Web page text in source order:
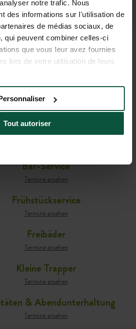
notre trafic. Nous
des informations sur l'utilisation de
de médias sociaux, de
qui peuvent combiner celles-ci
que vous leur avez fournies
lors de votre utilisation de leurs
Tout autoriser
FÜR IHRE
Café-comptoir
Bar-Service
Termine ansehen
Frühstückservice
Termine ansehen
Freibäder
Termine ansehen
Kleine Trapper
Termine ansehen
& Abendunterhaltung
Termine ansehen